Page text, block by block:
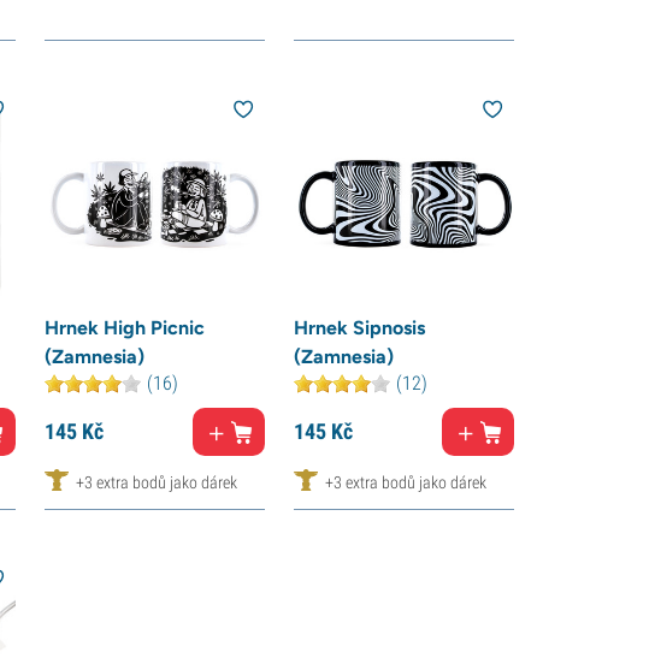
Hrnek High Picnic
(Zamnesia)
(16)
145Kč
+3 extra bodů jako dárek
Hrnek Sipnosis
(Zamnesia)
(12)
145Kč
+3 extra bodů jako dárek